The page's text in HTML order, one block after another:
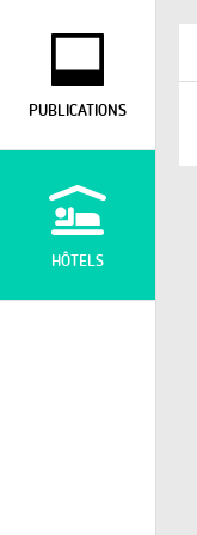
PUBLICATIONS
HÔTELS